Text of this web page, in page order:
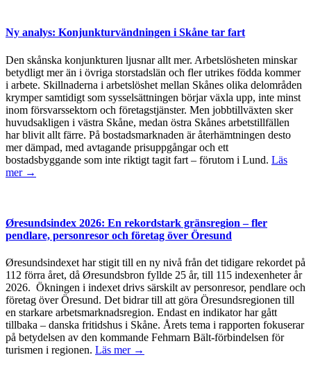
Ny analys: Konjunkturvändningen i Skåne tar fart
Den skånska konjunkturen ljusnar allt mer. Arbetslösheten minskar
betydligt mer än i övriga storstadslän och fler utrikes födda kommer
i arbete. Skillnaderna i arbetslöshet mellan Skånes olika delområden
krymper samtidigt som sysselsättningen börjar växla upp, inte minst
inom försvarssektorn och företagstjänster. Men jobbtillväxten sker
huvudsakligen i västra Skåne, medan östra Skånes arbetstillfällen
har blivit allt färre. På bostadsmarknaden är återhämtningen desto
mer dämpad, med avtagande prisuppgångar och ett
bostadsbyggande som inte riktigt tagit fart – förutom i Lund. Läs
mer →
Øresundsindex 2026: En rekordstark gränsregion – fler
pendlare, personresor och företag över Öresund
Øresundsindexet har stigit till en ny nivå från det tidigare rekordet på
112 förra året, då Øresundsbron fyllde 25 år, till 115 indexenheter år
2026. Ökningen i indexet drivs särskilt av personresor, pendlare och
företag över Öresund. Det bidrar till att göra Öresundsregionen till
en starkare arbetsmarknadsregion. Endast en indikator har gått
tillbaka – danska fritidshus i Skåne. Årets tema i rapporten fokuserar
på betydelsen av den kommande Fehmarn Bält-förbindelsen för
turismen i regionen. Läs mer →